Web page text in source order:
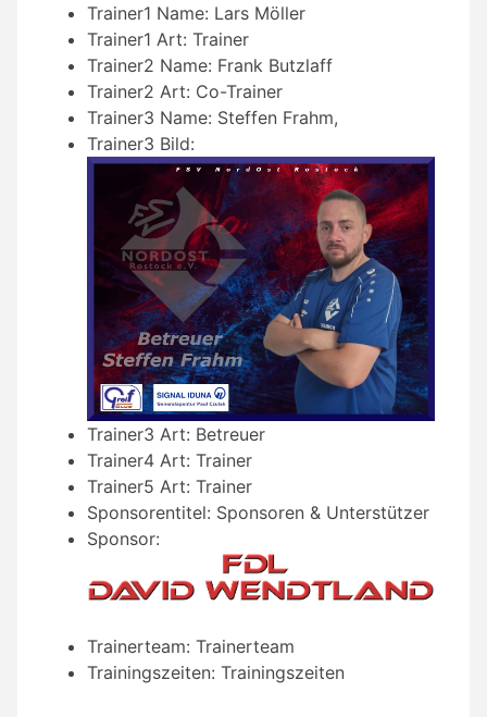
Trainer1 Name: Lars Möller
Trainer1 Art: Trainer
Trainer2 Name: Frank Butzlaff
Trainer2 Art: Co-Trainer
Trainer3 Name: Steffen Frahm,
Trainer3 Bild:
Trainer3 Art: Betreuer
Trainer4 Art: Trainer
Trainer5 Art: Trainer
Sponsorentitel: Sponsoren & Unterstützer
Sponsor:
Trainerteam: Trainerteam
Trainingszeiten: Trainingszeiten